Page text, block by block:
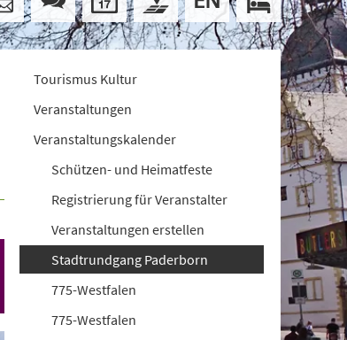
Tourismus Kultur
Veranstaltungen
Veranstaltungskalender
Schützen- und Heimatfeste
Registrierung für Veranstalter
Veranstaltungen erstellen
Stadtrundgang Paderborn
775-Westfalen
775-Westfalen